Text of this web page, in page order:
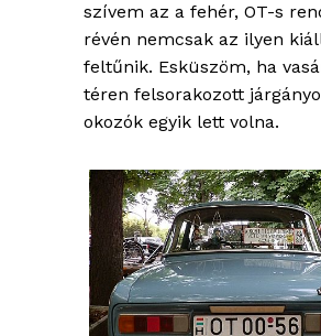
szívem az a fehér, OT-s
révén nemcsak az ilyen
feltűnik. Esküszöm, ha
téren felsorakozott
okozók egyik lett volna.